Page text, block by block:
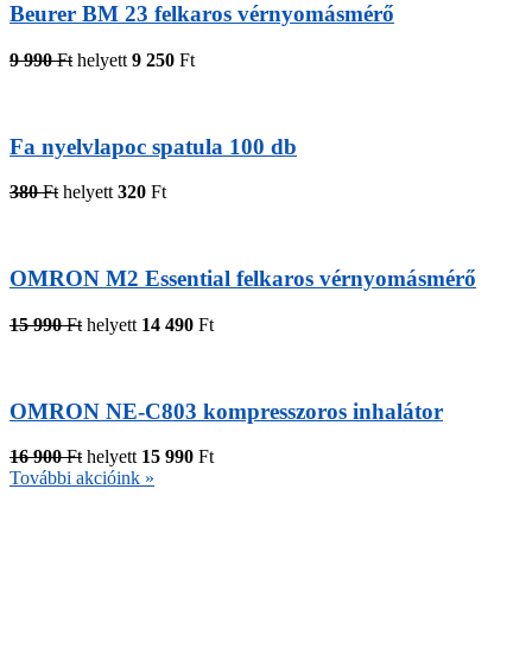
Beurer BM 23 felkaros vérnyomásmérő
9 990 Ft helyett 9 250 Ft
Fa nyelvlapoc spatula 100 db
380 Fthelyett320 Ft
OMRON M2 Essential felkaros vérnyomásmérő
15 990 Ft helyett 14 490 Ft
OMRON NE-C803 kompresszoros inhalátor
16 900 Ft helyett 15 990 Ft
További akcióink »